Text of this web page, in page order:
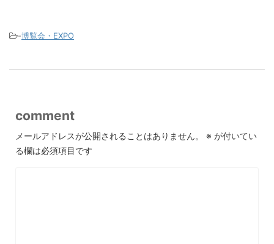
-博覧会・EXPO
comment
メールアドレスが公開されることはありません。 ※ が付いてい
る欄は必須項目です